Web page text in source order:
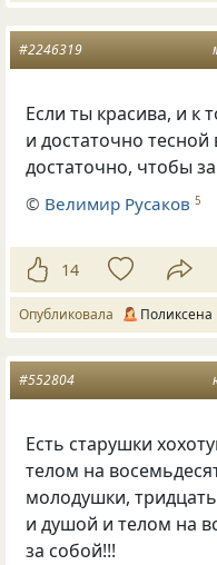
#2246319
Если ты красива, и к
и достаточно тесной
достаточно, чтобы
© Велимир Русаков 5
14
Опубликовала Поликсена
#552804
Есть старушки
телом на
молодушки,
и душой и телом на
за собой!!!